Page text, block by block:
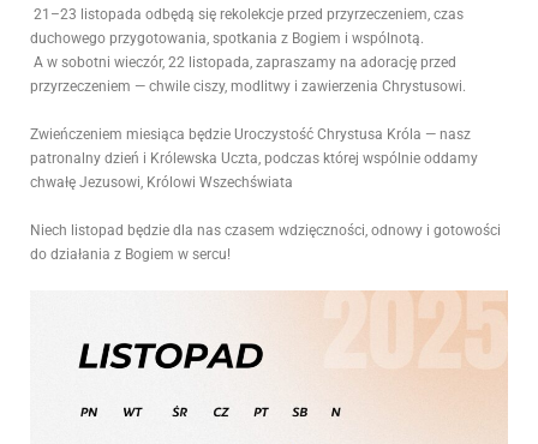
21–23 listopada odbędą się rekolekcje przed przyrzeczeniem, czas
duchowego przygotowania, spotkania z Bogiem i wspólnotą.
A w sobotni wieczór, 22 listopada, zapraszamy na adorację przed
przyrzeczeniem — chwile ciszy, modlitwy i zawierzenia Chrystusowi.
Zwieńczeniem miesiąca będzie Uroczystość Chrystusa Króla — nasz
patronalny dzień i Królewska Uczta, podczas której wspólnie oddamy
chwałę Jezusowi, Królowi Wszechświata
Niech listopad będzie dla nas czasem wdzięczności, odnowy i gotowości
do działania z Bogiem w sercu!